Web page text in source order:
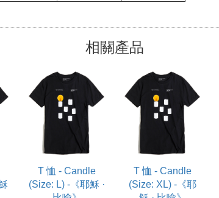
相關產品
T 恤 - Candle
(Size: L) -《耶穌 ·
T 恤 - Candle
(Size: XL) -《耶